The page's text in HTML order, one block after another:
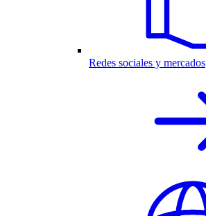
Redes sociales y mercados